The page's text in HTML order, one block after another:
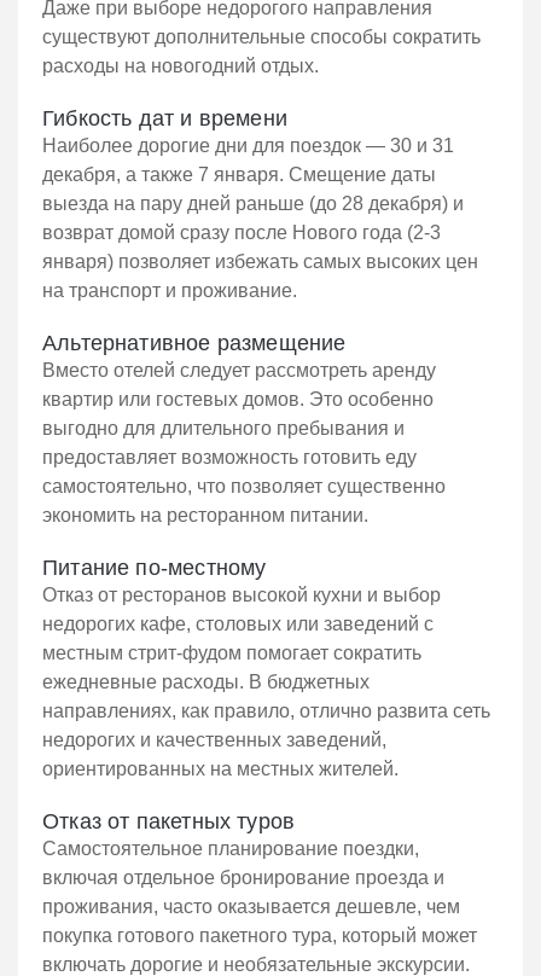
Даже при выборе недорогого направления
существуют дополнительные способы сократить
расходы на новогодний отдых.
Гибкость дат и времени
Наиболее дорогие дни для поездок — 30 и 31
декабря, а также 7 января. Смещение даты
выезда на пару дней раньше (до 28 декабря) и
возврат домой сразу после Нового года (2-3
января) позволяет избежать самых высоких цен
на транспорт и проживание.
Альтернативное размещение
Вместо отелей следует рассмотреть аренду
квартир или гостевых домов. Это особенно
выгодно для длительного пребывания и
предоставляет возможность готовить еду
самостоятельно, что позволяет существенно
экономить на ресторанном питании.
Питание по-местному
Отказ от ресторанов высокой кухни и выбор
недорогих кафе, столовых или заведений с
местным стрит-фудом помогает сократить
ежедневные расходы. В бюджетных
направлениях, как правило, отлично развита сеть
недорогих и качественных заведений,
ориентированных на местных жителей.
Отказ от пакетных туров
Самостоятельное планирование поездки,
включая отдельное бронирование проезда и
проживания, часто оказывается дешевле, чем
покупка готового пакетного тура, который может
включать дорогие и необязательные экскурсии.